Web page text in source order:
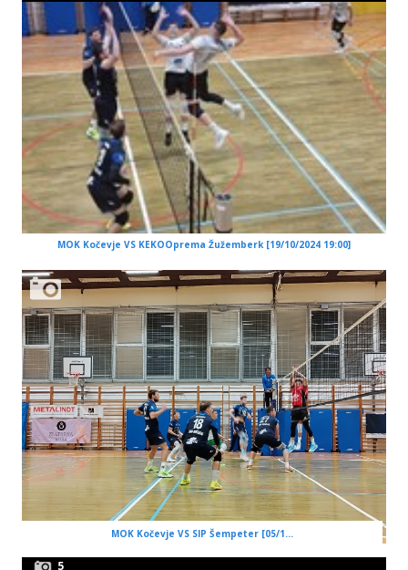
MOK Kočevje VS KEKOOprema Žužemberk [19/10/2024 19:00]
MOK Kočevje VS SIP Šempeter [05/1...
5